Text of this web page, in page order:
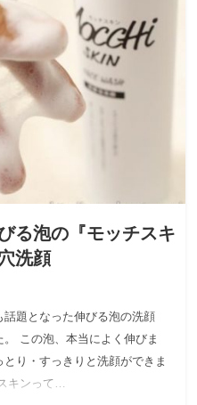
る泡の『モッチスキ
洗顔
題となった伸びる泡の洗顔
この泡、本当によく伸びま
り・すっきりと洗顔ができま
キンって…